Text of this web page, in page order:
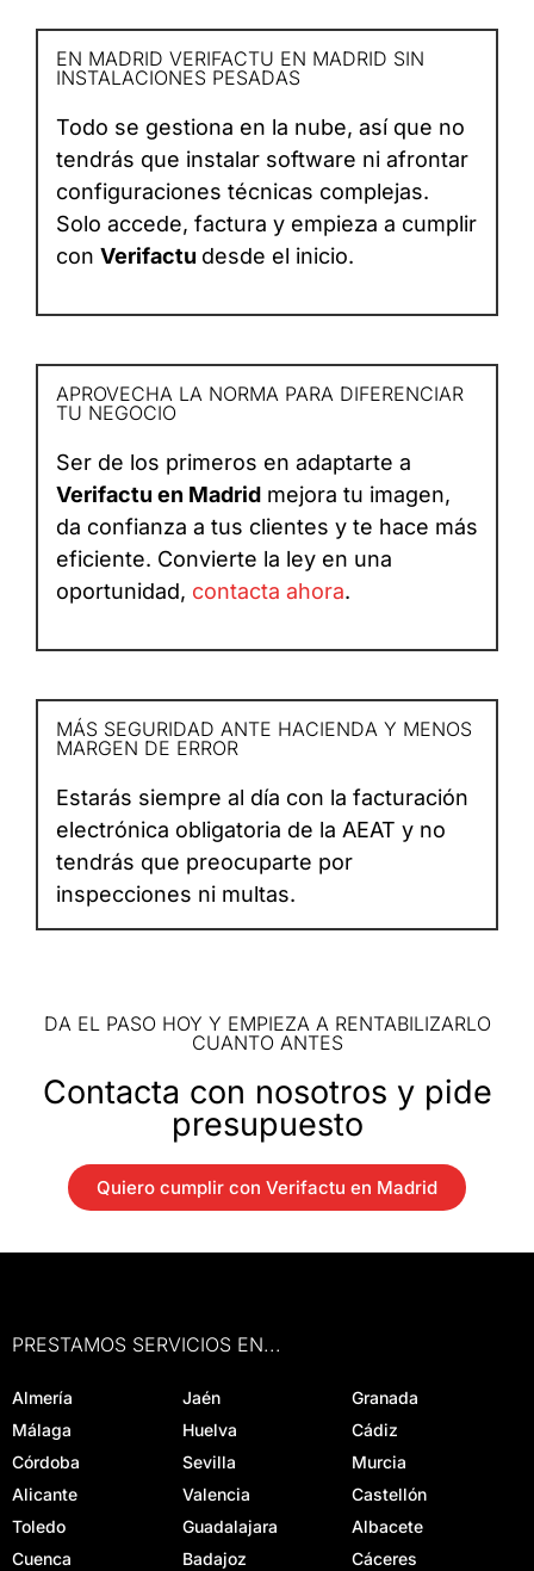
EN MADRID VERIFACTU EN MADRID SIN
INSTALACIONES PESADAS
Todo se gestiona en la nube, así que no
tendrás que instalar software ni afrontar
configuraciones técnicas complejas.
Solo accede, factura y empieza a cumplir
con Verifactu desde el inicio.
APROVECHA LA NORMA PARA DIFERENCIAR
TU NEGOCIO
Ser de los primeros en adaptarte a
Verifactu en Madrid mejora tu imagen,
da confianza a tus clientes y te hace más
eficiente. Convierte la ley en una
oportunidad, contacta ahora.
MÁS SEGURIDAD ANTE HACIENDA Y MENOS
MARGEN DE ERROR
Estarás siempre al día con la facturación
electrónica obligatoria de la AEAT y no
tendrás que preocuparte por
inspecciones ni multas.
DA EL PASO HOY Y EMPIEZA A RENTABILIZARLO
CUANTO ANTES
Contacta con nosotros y pide
presupuesto
Quiero cumplir con Verifactu en Madrid
PRESTAMOS SERVICIOS EN...
Almería Jaén
Granada
Málaga
Huelva
Cádiz
Córdoba
Sevilla
Murcia
Alicante
Valencia
Castellón
Toledo
Guadalajara
Albacete
Cuenca
Badajoz
Cáceres